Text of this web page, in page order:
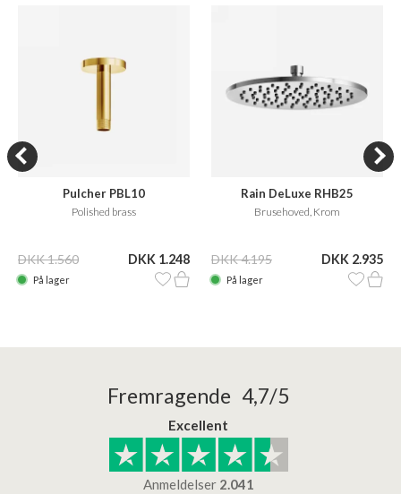
Pulcher PBL10
Polished brass
DKK 1.560 DKK 1.248
På lager
Rain DeLuxe RHB25
Brusehoved, Krom
DKK 4.195 DKK 2.935
På lager
Fremragende 4,7/5
Excellent
Anmeldelser 2.041